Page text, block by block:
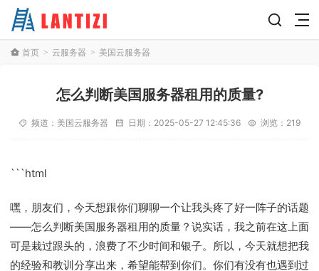
首页 > 云服务器 > 美国云服务器
怎么判断美国服务器租用的质量?
频道： 美国云服务器 日期： 2025-05-27 12:45:36 浏览：219
```html
嘿，朋友们，今天想跟你们聊聊一个让我头疼了好一阵子的话题
——怎么判断美国服务器租用的质量？说实话，我之前在这上面
可是栽过跟头的，浪费了不少时间和银子。所以，今天就想把我
的经验和教训分享出来，希望能帮到你们。你们有没有也遇到过